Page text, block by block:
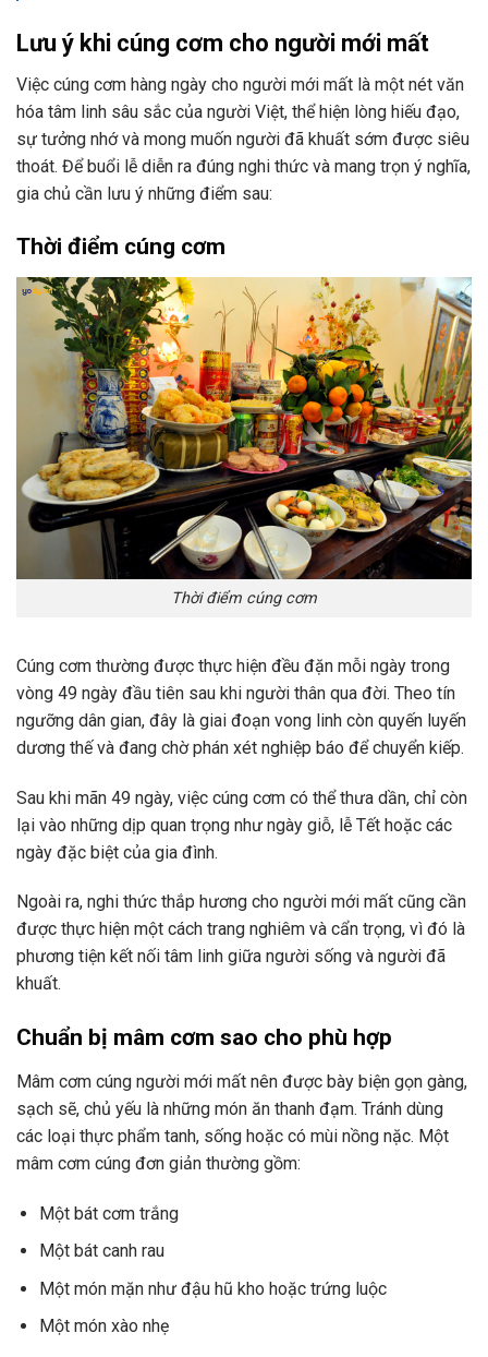
Lưu ý khi cúng cơm cho người mới mất
Việc cúng cơm hàng ngày cho người mới mất là một nét văn
hóa tâm linh sâu sắc của người Việt, thể hiện lòng hiếu đạo,
sự tưởng nhớ và mong muốn người đã khuất sớm được siêu
thoát. Để buổi lễ diễn ra đúng nghi thức và mang trọn ý nghĩa,
gia chủ cần lưu ý những điểm sau:
Thời điểm cúng cơm
Thời điểm cúng cơm
Cúng cơm thường được thực hiện đều đặn mỗi ngày trong
vòng 49 ngày đầu tiên sau khi người thân qua đời. Theo tín
ngưỡng dân gian, đây là giai đoạn vong linh còn quyến luyến
dương thế và đang chờ phán xét nghiệp báo để chuyển kiếp.
Sau khi mãn 49 ngày, việc cúng cơm có thể thưa dần, chỉ còn
lại vào những dịp quan trọng như ngày giỗ, lễ Tết hoặc các
ngày đặc biệt của gia đình.
Ngoài ra, nghi thức thắp hương cho người mới mất cũng cần
được thực hiện một cách trang nghiêm và cẩn trọng, vì đó là
phương tiện kết nối tâm linh giữa người sống và người đã
khuất.
Chuẩn bị mâm cơm sao cho phù hợp
Mâm cơm cúng người mới mất nên được bày biện gọn gàng,
sạch sẽ, chủ yếu là những món ăn thanh đạm. Tránh dùng
các loại thực phẩm tanh, sống hoặc có mùi nồng nặc. Một
mâm cơm cúng đơn giản thường gồm:
Một bát cơm trắng
Một bát canh rau
Một món mặn như đậu hũ kho hoặc trứng luộc
Một món xào nhẹ